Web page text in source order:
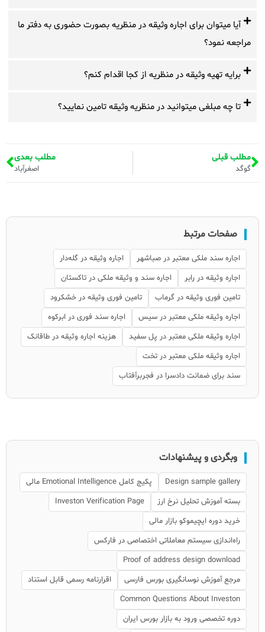
آیا میتوان برای اجاره وثیقه در منظریه بصورت حضوری به دفتر ما
مراجعه نمود؟
برایه تهیه وثیقه در منظریه از کجا اقدام کنم؟
تا چه مبلغی میتوانید در منظریه وثیقه تامین نمایید؟
مطلب قبلی
گوگد
مطلب بعدی
اصغرآباد
صفحات مرتبط
اجاره سند ملکی معتبر در صباشهر
اجاره وثیقه در گله‌دار
اجاره وثیقه در رابر
اجاره سند و وثیقه ملکی در تاکستان
تامین فوری وثیقه در گرماب
تامین فوری وثیقه در خشکرود
اجاره وثیقه ملکی معتبر در سیس
اجاره سند فوری در ابرکوه
اجاره وثیقه ملکی معتبر در پل سفید
هزینه اجاره وثیقه در طاقانک
اجاره وثیقه ملکی معتبر در تخت
سند برای ضمانت دادسرا در فجربرآفتاب
وبگردی و پیشنهادات
Design sample gallery
پکیج کامل Emotional Intelligence مالی
بسته آموزش تحلیل نرخ ارز
Investon Verification Page
خرید دوره ایچیموکو بازار مالی
راه‌اندازی سیستم معاملاتی اختصاصی در فارکس
Proof of address design download
مرجع آموزش نوسانگیری بورس فارسی
اقرارنامه رسمی قابل استناد
Common Questions About Investon
دوره تخصصی ورود به بازار بورس ایران